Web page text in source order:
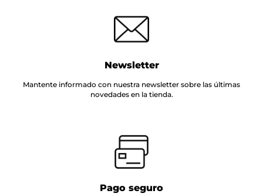
Newsletter
Mantente informado con nuestra newsletter sobre las últimas
novedades en la tienda.
Pago seguro